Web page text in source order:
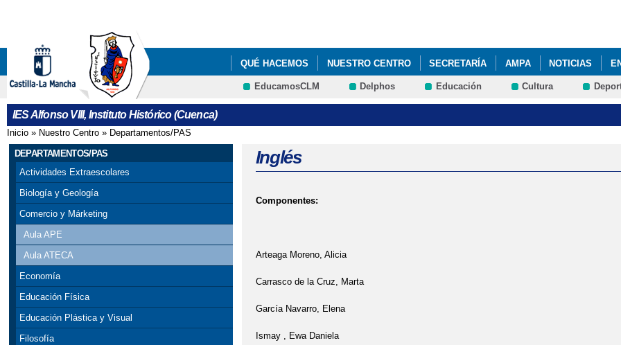
QUÉ HACEMOS NUESTRO CENTRO SECRETARÍA AMPA NOTICIAS
EducamosCLM Delphos Educación Cultura
IES Alfonso VIII, Instituto Histórico (Cuenca)
Se encuentra usted aquí
Inicio » Nuestro Centro » Departamentos/PAS
DEPARTAMENTOS/PAS
Actividades Extraescolares
Biología y Geología
Comercio y Márketing
Aula APE
Aula ATECA
Economía
Educación Física
Educación Plástica y Visual
Filosofía
Inglés
Componentes:
Arteaga Moreno, Alicia
Carrasco de la Cruz, Marta
García Navarro, Elena
Ismay , Ewa Daniela